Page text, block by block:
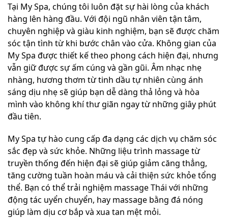
Tại My Spa, chúng tôi luôn đặt sự hài lòng của khách
hàng lên hàng đầu. Với đội ngũ nhân viên tận tâm,
chuyên nghiệp và giàu kinh nghiệm, bạn sẽ được chăm
sóc tận tình từ khi bước chân vào cửa. Không gian của
My Spa được thiết kế theo phong cách hiện đại, nhưng
vẫn giữ được sự ấm cúng và gần gũi. Âm nhạc nhẹ
nhàng, hương thơm từ tinh dầu tự nhiên cùng ánh
sáng dịu nhẹ sẽ giúp bạn dễ dàng thả lỏng và hòa
mình vào không khí thư giãn ngay từ những giây phút
đầu tiên.
My Spa tự hào cung cấp đa dạng các dịch vụ chăm sóc
sắc đẹp và sức khỏe. Những liệu trình massage từ
truyền thống đến hiện đại sẽ giúp giảm căng thẳng,
tăng cường tuần hoàn máu và cải thiện sức khỏe tổng
thể. Bạn có thể trải nghiệm massage Thái với những
động tác uyển chuyển, hay massage bằng đá nóng
giúp làm dịu cơ bắp và xua tan mệt mỏi.